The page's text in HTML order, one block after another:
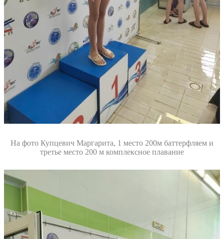
На фото Купцевич Маргарита, 1 место 200м баттерфляем и
третье место 200 м комплексное плавание